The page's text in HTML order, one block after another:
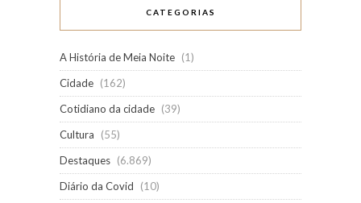
CATEGORIAS
A História de Meia Noite (1)
Cidade (162)
Cotidiano da cidade (39)
Cultura
(55)
Destaques (6.869)
Diário da Covid
(10)